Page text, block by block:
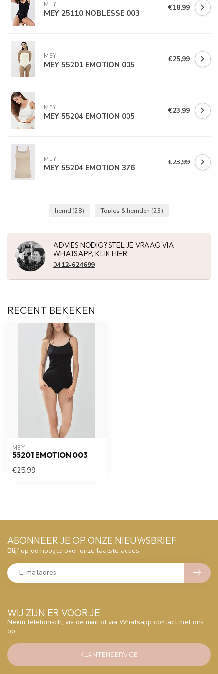
MEY
MEY 25110 NOBLESSE 003 €18,99
MEY
MEY 55201 EMOTION 005 €25,99
MEY
MEY 55204 EMOTION 005 €23,99
MEY
MEY 55204 EMOTION 376 €23,99
hemd (28) Topjes & hemden (23)
ADVIES NODIG? STEL JE VRAAG VIA
WHATSAPP, KLIK HIER
0412-624699
RECENT BEKEKEN
MEY
55201 EMOTION 003
€25,99
WIJ ZIJN ER VOOR JE
Neem telefonisch, via de mail of via Whatsapp contact met ons
op
KLANTENSERVICE
ABONNEER JE OP ONZE NIEUWSBRIEF
Blijf op de hoogte over onze laatste acties